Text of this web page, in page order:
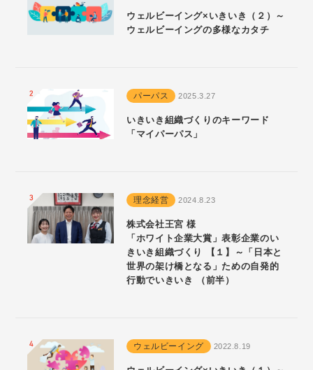
ウェルビーイング×いきいき（２）～
ウェルビーイングの多様なカタチ
パーパス 2025.3.27
いきいき組織づくりのキーワード
「マイパーパス」
理念経営 2024.8.23
株式会社王宮 様
「ホワイト企業大賞」表彰企業のい
きいき組織づくり 【１】～「日本と
世界の架け橋となる」ための自発的
行動でいきいき （前半）
ウェルビーイング 2022.8.19